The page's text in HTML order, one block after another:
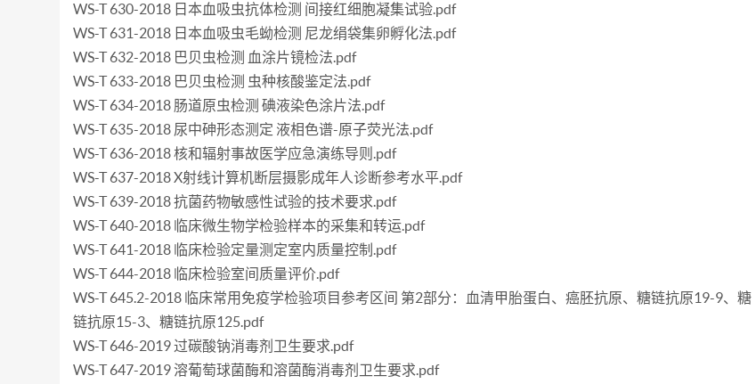
WS-T 630-2018 日本血吸虫抗体检测 间接红细胞凝集试验.pdf
WS-T 631-2018 日本血吸虫毛蚴检测 尼龙绢袋集卵孵化法.pdf
WS-T 632-2018 巴贝虫检测 血涂片镜检法.pdf
WS-T 633-2018 巴贝虫检测 虫种核酸鉴定法.pdf
WS-T 634-2018 肠道原虫检测 碘液染色涂片法.pdf
WS-T 635-2018 尿中砷形态测定 液相色谱-原子荧光法.pdf
WS-T 636-2018 核和辐射事故医学应急演练导则.pdf
WS-T 637-2018 X射线计算机断层摄影成年人诊断参考水平.pdf
WS-T 639-2018 抗菌药物敏感性试验的技术要求.pdf
WS-T 640-2018 临床微生物学检验样本的采集和转运.pdf
WS-T 641-2018 临床检验定量测定室内质量控制.pdf
WS-T 644-2018 临床检验室间质量评价.pdf
WS-T 645.2-2018 临床常用免疫学检验项目参考区间 第2部分：血清甲胎蛋白、癌胚抗原、糖链抗原19-9、糖
链抗原15-3、糖链抗原125.pdf
WS-T 646-2019 过碳酸钠消毒剂卫生要求.pdf
WS-T 647-2019 溶葡萄球菌酶和溶菌酶消毒剂卫生要求.pdf